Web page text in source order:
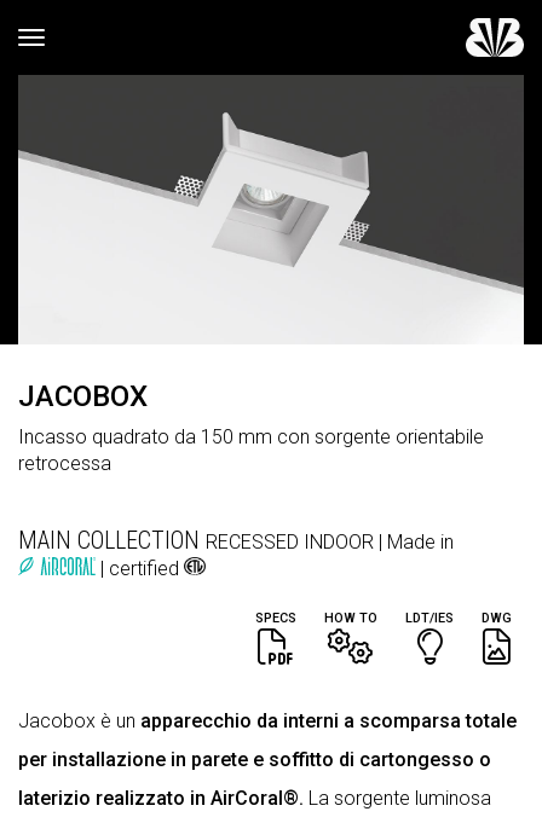
Toggle navigation
JACOBOX
Incasso quadrato da 150 mm con sorgente orientabile
retrocessa
MAIN COLLECTION RECESSED INDOOR | Made in
| certified
SPECS HOW TO LDT/IES DWG
Jacobox è un apparecchio da interni a scomparsa totale
per installazione in parete e soffitto di cartongesso o
laterizio realizzato in AirCoral®. La sorgente luminosa